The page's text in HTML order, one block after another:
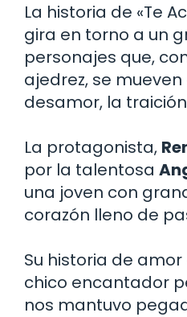
La historia de «Te
gira en torno a un
personajes que,
ajedrez, se
desamor, la
La protagonista,
por la talentosa
una joven con
corazón lleno de
Su historia de amor
chico encantador
nos mantuvo